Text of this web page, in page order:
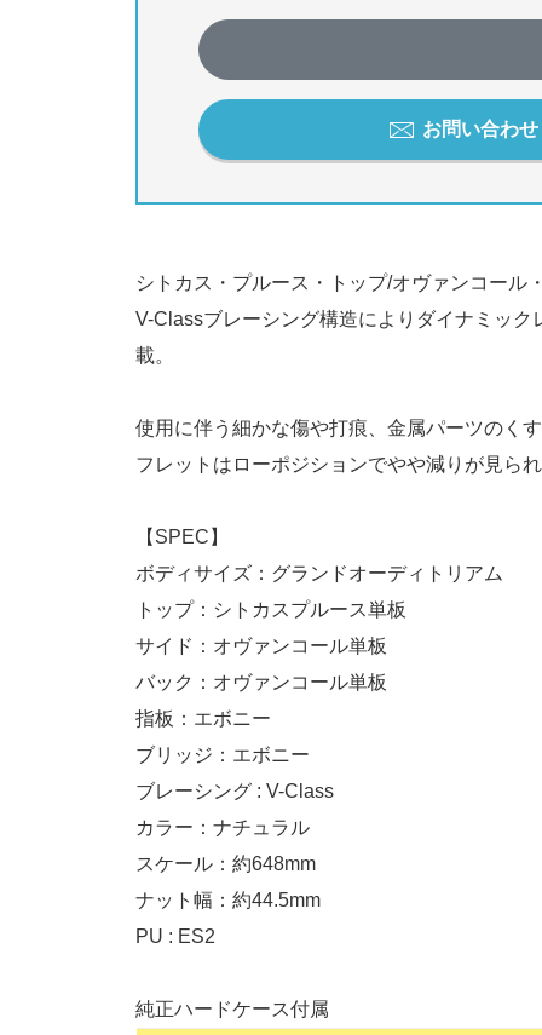
お問い合わ
シトカス・プルース・トップ/オヴァンコール
V-Classブレーシング構造によりダイナミッ
載。
使用に伴う細かな傷や打痕、金属パーツのく
フレットはローポジションでやや減りが見ら
【SPEC】
ボディサイズ：グランドオーディトリアム
トップ：シトカスプルース単板
サイド：オヴァンコール単板
バック：オヴァンコール単板
指板：エボニー
ブリッジ：エボニー
ブレーシング : V-Class
カラー：ナチュラル
スケール：約648mm
ナット幅：約44.5mm
PU : ES2
純正ハードケース付属